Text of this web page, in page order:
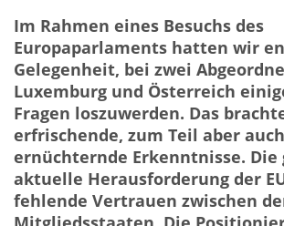
Im Rahmen eines Besuchs des
Europaparlaments hatten wir
Gelegenheit, bei zwei
Luxemburg und Österreich
Fragen loszuwerden. Das
erfrischende, zum Teil aber auch
ernüchternde Erkenntnisse. Die
aktuelle Herausforderung der
fehlende Vertrauen zwischen